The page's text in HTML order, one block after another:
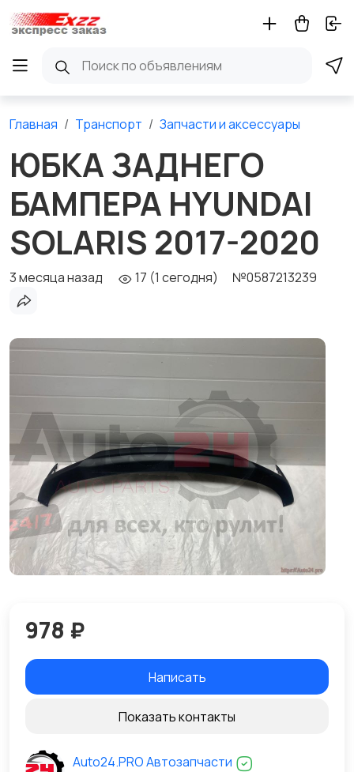
Главная Транспорт Запчасти и аксессуары
ЮБКА ЗАДНЕГО
БАМПЕРА HYUNDAI
SOLARIS 2017-2020
3 месяца назад 17 (1 сегодня) №0587213239
978 ₽
Написать
Показать контакты
Auto24.PRO Автозапчасти